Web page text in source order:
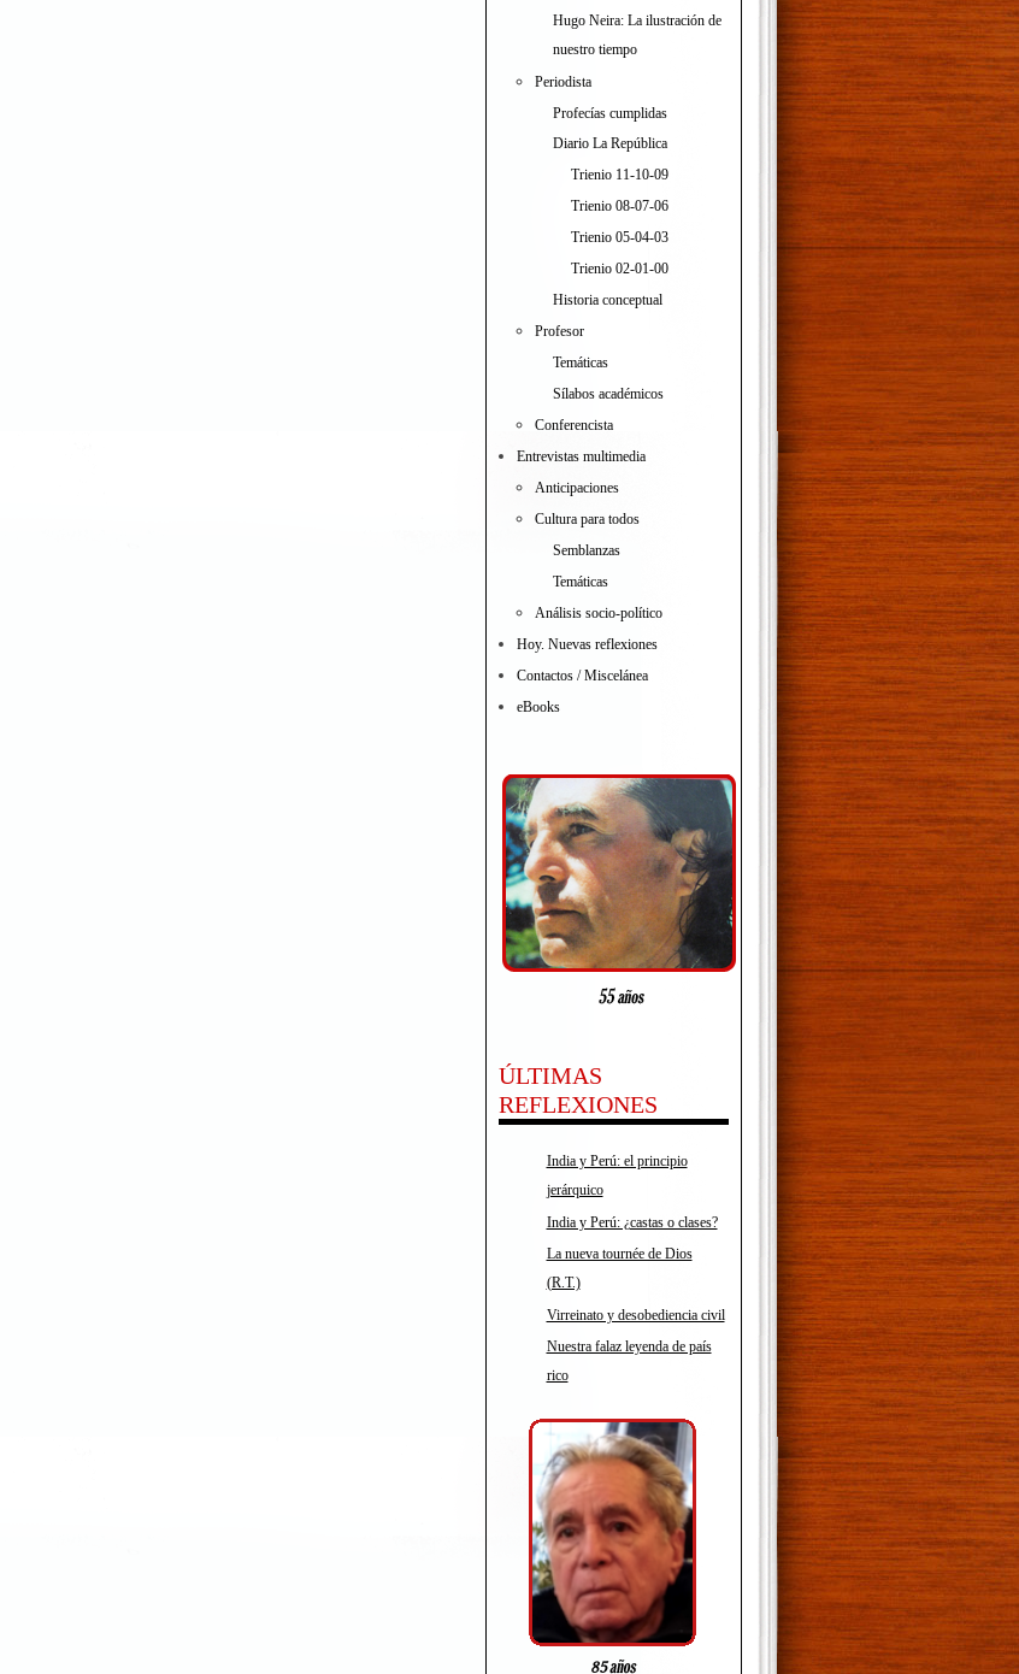
Hugo Neira: La ilustración de
nuestro tiempo
Periodista
Profecías cumplidas
Diario La República
Trienio 11-10-09
Trienio 08-07-06
Trienio 05-04-03
Trienio 02-01-00
Historia conceptual
Profesor
Temáticas
Sílabos académicos
Conferencista
Entrevistas multimedia
Anticipaciones
Cultura para todos
Semblanzas
Temáticas
Análisis socio-político
Hoy. Nuevas reflexiones
Contactos / Miscelánea
eBooks
ÚLTIMAS
REFLEXIONES
India y Perú: el principio
jerárquico
India y Perú: ¿castas o clases?
La nueva tournée de Dios
(R.T.)
Virreinato y desobediencia civil
Nuestra falaz leyenda de país
rico